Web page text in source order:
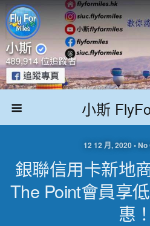
小斯
12 12 月, 2020 •
銀聯信用卡新地
The Point會員享
惠！